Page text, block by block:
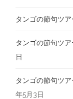
タンゴの節句ツ
タンゴの節句ツ
日
タンゴの節句ツ
年5月3日